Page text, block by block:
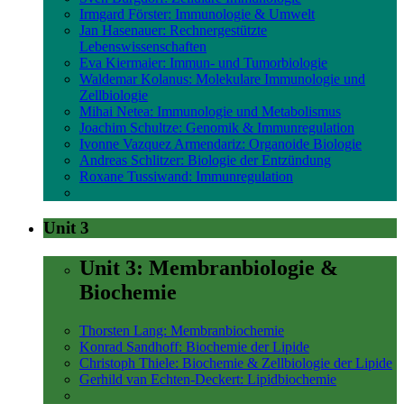
Irmgard Förster: Immunologie & Umwelt
Jan Hasenauer: Rechnergestützte
Lebenswissenschaften
Eva Kiermaier: Immun- und Tumorbiologie
Waldemar Kolanus: Molekulare Immunologie und
Zellbiologie
Mihai Netea: Immunologie und Metabolismus
Joachim Schultze: Genomik & Immunregulation
Ivonne Vazquez Armendariz: Organoide Biologie
Andreas Schlitzer: Biologie der Entzündung
Roxane Tussiwand: Immunregulation
Unit 3
Unit 3: Membranbiologie &
Biochemie
Thorsten Lang: Membranbiochemie
Konrad Sandhoff: Biochemie der Lipide
Christoph Thiele: Biochemie & Zellbiologie der Lipide
Gerhild van Echten-Deckert: Lipidbiochemie